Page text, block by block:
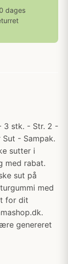
dages
3 stk. - Str. 2 -
Sut - Sampak.
sutter i
med rabat.
sut på
med
for dit
genereret